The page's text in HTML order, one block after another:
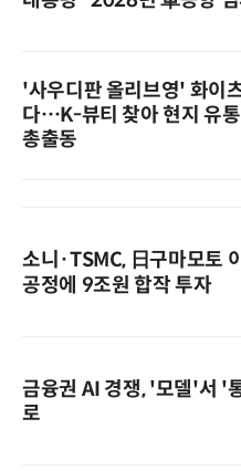
'사우디판 올리브영' 화이
다…K-뷰티 찾아 현지 유
총출동
소니·TSMC, 日구마모토
공정에 9조원 합작 투자
금융권 AI 경쟁, '모델'서 '
로